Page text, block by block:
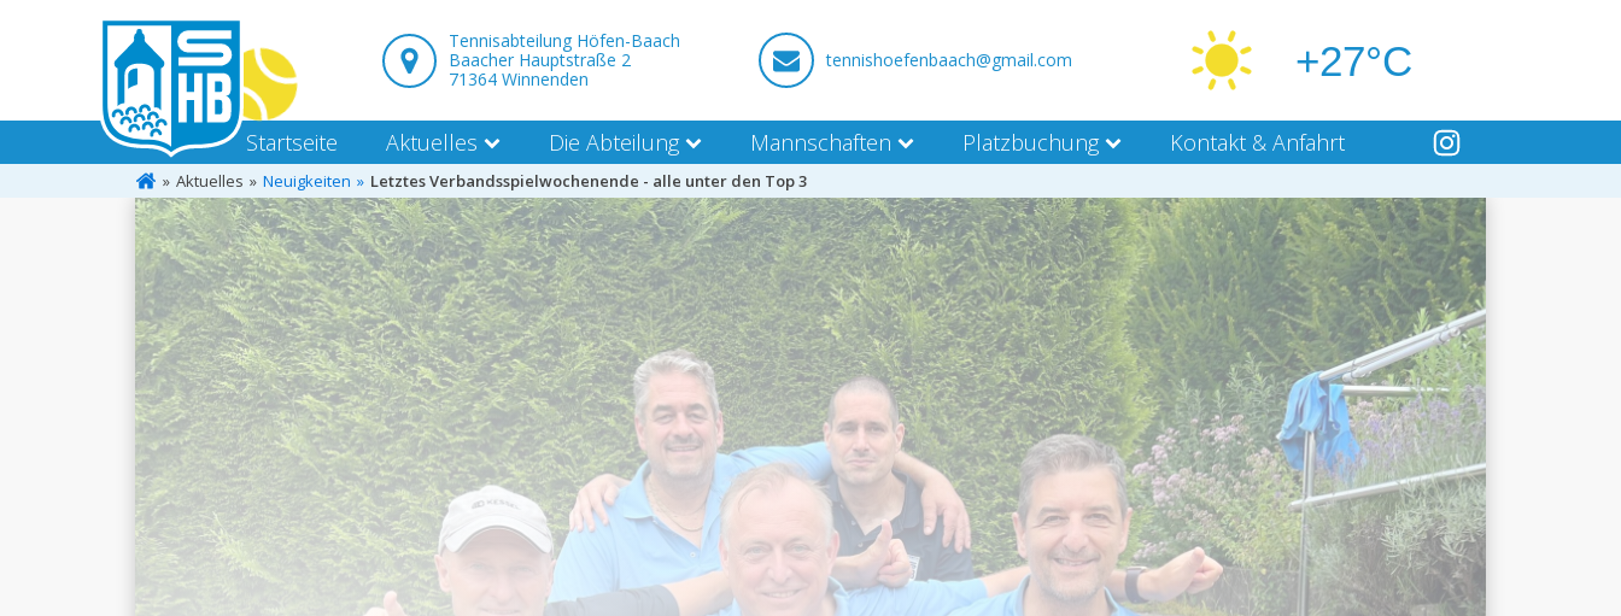
Tennisabteilung Höfen-Baach
Baacher Hauptstraße 2
71364 Winnenden
tennishoefenbaach@gmail.com +27°C
Startseite Aktuelles Die Abteilung Mannschaften Platzbuchung Kontakt & Anfahrt
Aktuelles Neuigkeiten Letztes Verbandsspielwochenende - alle unter den Top 3